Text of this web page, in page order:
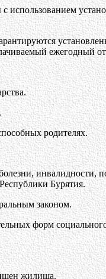
использованием
ежегодный
родителях.
инвалидности,
Бурятия.
законом.
форм
жилища.